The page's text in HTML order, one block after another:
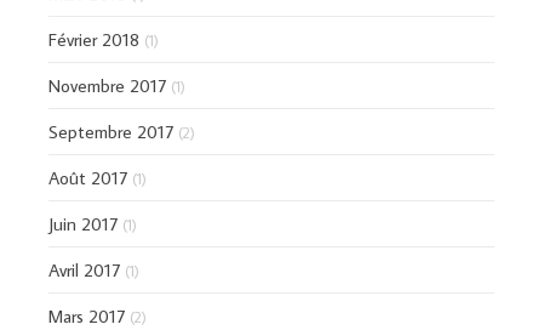
Février 2018 (1)
Novembre 2017 (1)
Septembre 2017 (2)
Août 2017 (1)
Juin 2017 (1)
Avril 2017 (1)
Mars 2017 (2)